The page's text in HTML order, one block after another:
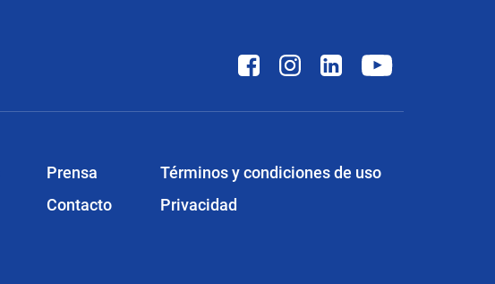
Prensa
Contacto
Términos y condiciones de uso
Privacidad